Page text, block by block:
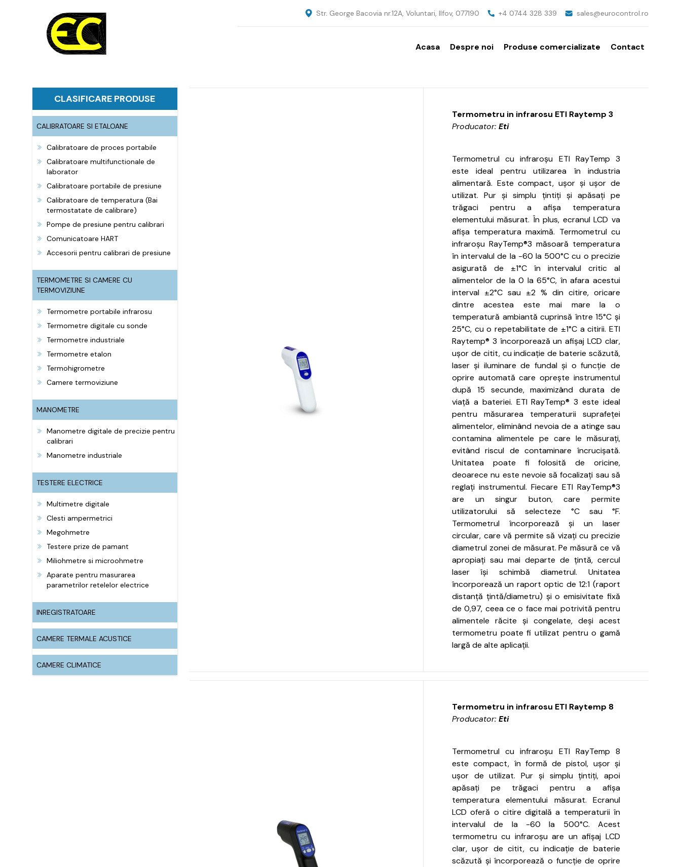
Str. George Bacovia nr.12A, Voluntari, Ilfov, 077190 +4 0744 328 339 sales@eurocontrol.ro
Acasa Despre noi Produse comercializate Contact
CLASIFICARE PRODUSE
CALIBRATOARE SI ETALOANE
Calibratoare de proces portabile
Calibratoare multifunctionale de
laborator
Calibratoare portabile de presiune
Calibratoare de temperatura (Bai
termostatate de calibrare)
Pompe de presiune pentru calibrari
Comunicatoare HART
Accesorii pentru calibrari de presiune
TERMOMETRE SI CAMERE CU
TERMOVIZIUNE
Termometre portabile infrarosu
Termometre digitale cu sonde
Termometre industriale
Termometre etalon
Termohigrometre
Camere termoviziune
MANOMETRE
Manometre digitale de precizie pentru
calibrari
Manometre industriale
TESTERE ELECTRICE
Multimetre digitale
Clesti ampermetrici
Megohmetre
Testere prize de pamant
Miliohmetre si microohmetre
Aparate pentru masurarea
parametrilor retelelor electrice
INREGISTRATOARE
CAMERE TERMALE ACUSTICE
CAMERE CLIMATICE
Termometru in infrarosu ETI Raytemp 3
Producator: Eti
Termometrul cu infraroșu ETI RayTemp 3
este ideal pentru utilizarea în industria
alimentară. Este compact, ușor și ușor de
utilizat. Pur și simplu țintiți și apăsați pe
trăgaci pentru a afișa temperatura
elementului măsurat. În plus, ecranul LCD va
afișa temperatura maximă. Termometrul cu
infraroșu RayTemp®3 măsoară temperatura
în intervalul de la -60 la 500°C cu o precizie
asigurată de ±1°C în intervalul critic al
alimentelor de la 0 la 65°C, în afara acestui
interval ±2°C sau ±2 % din citire, oricare
dintre acestea este mai mare la o
temperatură ambiantă cuprinsă între 15°C și
25°C, cu o repetabilitate de ±1°C a citirii. ETI
Raytemp® 3 încorporează un afișaj LCD clar,
ușor de citit, cu indicație de baterie scăzută,
laser și iluminare de fundal și o funcție de
oprire automată care oprește instrumentul
după 15 secunde, maximizând durata de
viață a bateriei. ETIRayTemp® 3 este ideal
pentru măsurarea temperaturii suprafeței
alimentelor, eliminând nevoia de a atinge sau
contamina alimentele pe care le măsurați,
evitând riscul de contaminare încrucișată.
Unitatea poate fi folosită de oricine,
deoarece nu este nevoie să focalizați sau să
reglați instrumentul. Fiecare ETI RayTemp®3
are un singur buton, care permite
utilizatorului să selecteze °C sau °F.
Termometrul încorporează și un laser
circular, care vă permite să vizați cu precizie
diametrul zonei de măsurat. Pe măsură ce vă
apropiați sau mai departe de țintă, cercul
laser își schimbă diametrul.
Unitatea
încorporează un raport optic de 12:1 (raport
distanță țintă/diametru) și o emisivitate fixă
de 0,97, ceea ce o face mai potrivită pentru
alimentele răcite și congelate, deși acest
termometru poate fi utilizat pentru o gamă
largă de alte aplicații.
Termometru in infrarosu ETI Raytemp 8
Producator: Eti
Termometrul cu infraroșu ETI RayTemp 8
este compact, în formă de pistol, ușor și
ușor de utilizat. Pur și simplu țintiți, apoi
apăsați pe trăgaci pentru a afișa
temperatura elementului măsurat.
Ecranul
LCD oferă o citire digitală a temperaturii în
intervalul de la -60 la 500°C.
Acest
termometru cu infraroșu are un afișaj LCD
clar, ușor de citit, cu indicație de baterie
scăzută și încorporează o funcție de oprire